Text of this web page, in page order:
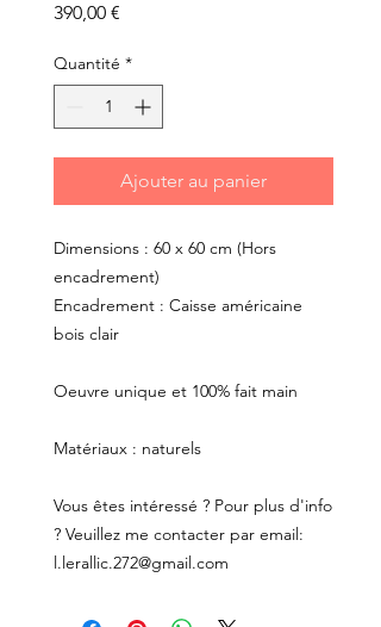
390,00 €
Quantité *
Ajouter au panier
Dimensions : 60 x 60 cm (Hors
encadrement)
Encadrement : Caisse américaine
bois clair
Oeuvre unique et 100% fait main
Matériaux : naturels
Vous êtes intéressé ? Pour plus d'info
? Veuillez me contacter par email:
l.lerallic.272@gmail.com